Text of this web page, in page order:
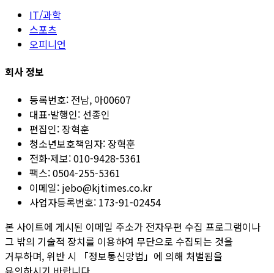
IT/과학
스포츠
오피니언
회사 정보
등록번호: 전남, 아00607
대표·발행인: 선종인
편집인: 장혁훈
청소년보호책임자: 장혁훈
전화·제보:010-9428-5361
팩스:0504-255-5361
이메일: jebo@kjtimes.co.kr
사업자등록번호: 173-91-02454
본 사이트에 게시된 이메일 주소가 전자우편 수집 프로그램이나
그 밖의 기술적 장치를 이용하여 무단으로 수집되는 것을
거부하며, 위반 시 「정보통신망법」에 의해 처벌됨을